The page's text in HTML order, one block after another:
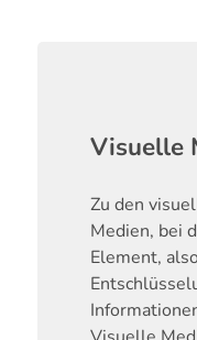
Visuelle
Zu den
Medien, bei
Element,